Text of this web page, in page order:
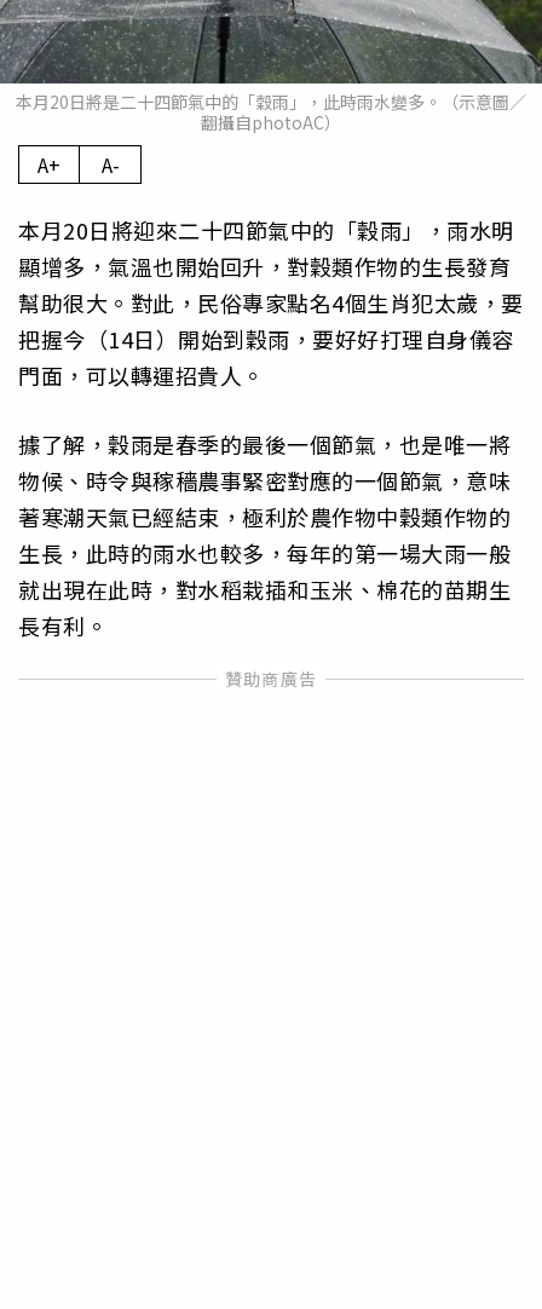
本月20日將是二十四節氣中的「穀雨」，此時雨水變多。（示意圖／
翻攝自photoAC）
A+ A-
本月20日將迎來二十四節氣中的「穀雨」，雨水明
顯增多，氣溫也開始回升，對穀類作物的生長發育
幫助很大。對此，民俗專家點名4個生肖犯太歲，要
把握今（14日）開始到穀雨，要好好打理自身儀容
門面，可以轉運招貴人。
據了解，穀雨是春季的最後一個節氣，也是唯一將
物候、時令與稼穡農事緊密對應的一個節氣，意味
著寒潮天氣已經結束，極利於農作物中穀類作物的
生長，此時的雨水也較多，每年的第一場大雨一般
就出現在此時，對水稻栽插和玉米、棉花的苗期生
長有利。